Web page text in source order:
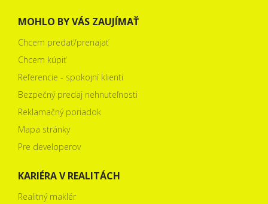
MOHLO BY VÁS ZAUJÍMAŤ
Chcem predať/prenajať
Chcem kúpiť
Referencie - spokojní klienti
Bezpečný predaj nehnuteľnosti
Reklamačný poriadok
Mapa stránky
Pre developerov
KARIÉRA V REALITÁCH
Realitný maklér